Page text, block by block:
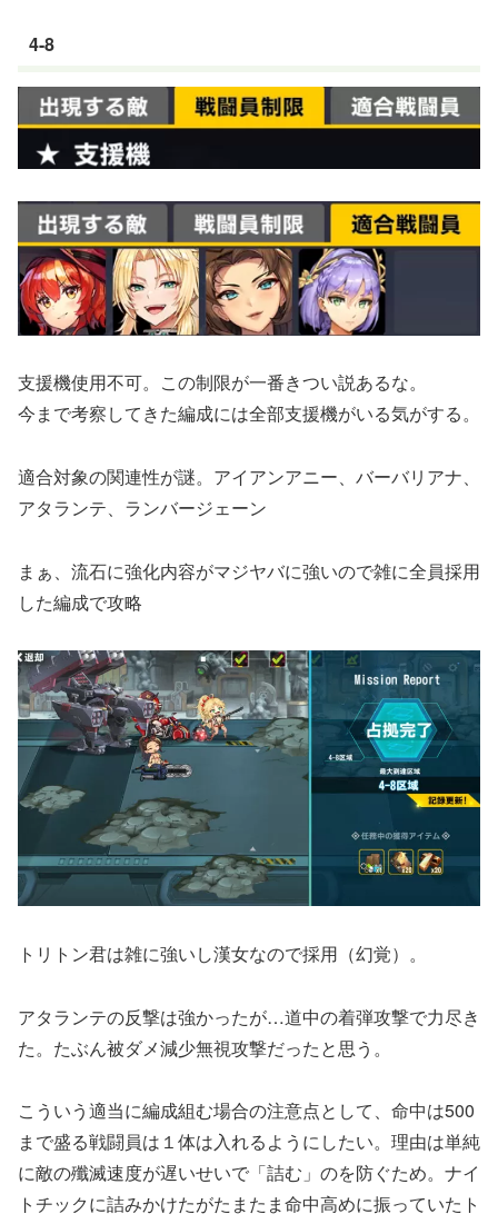
4-8
支援機使用不可。この制限が一番きつい説あるな。
今まで考察してきた編成には全部支援機がいる気がする。
適合対象の関連性が謎。アイアンアニー、バーバリアナ、
アタランテ、ランバージェーン
まぁ、流石に強化内容がマジヤバに強いので雑に全員採用
した編成で攻略
トリトン君は雑に強いし漢女なので採用（幻覚）。
アタランテの反撃は強かったが…道中の着弾攻撃で力尽き
た。たぶん被ダメ減少無視攻撃だったと思う。
こういう適当に編成組む場合の注意点として、命中は500
まで盛る戦闘員は１体は入れるようにしたい。理由は単純
に敵の殲滅速度が遅いせいで「詰む」のを防ぐため。ナイ
トチックに詰みかけたがたまたま命中高めに振っていたト